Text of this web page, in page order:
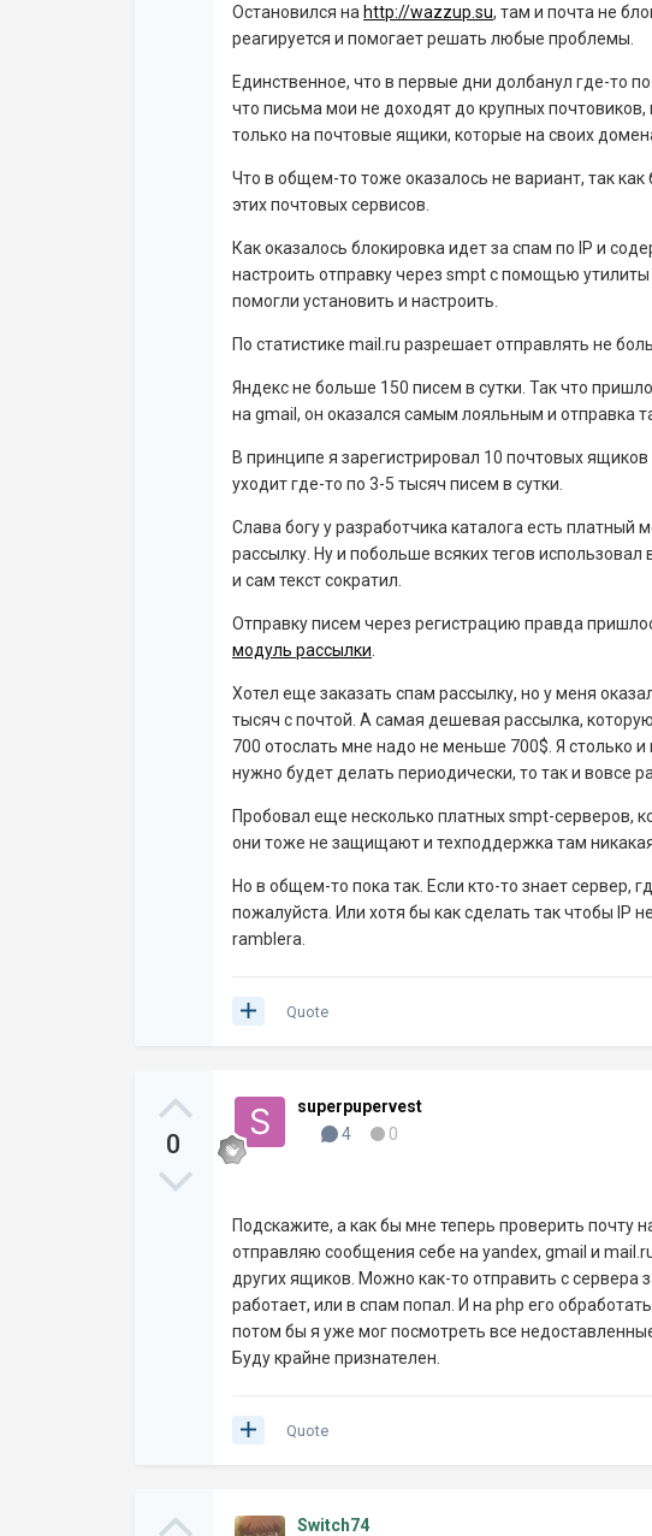
Остановился на http://wazzup.su, там и почта не
реагируется и помогает решать любые проблемы.
Единственное, что в первые дни долбанул где-то
что письма мои не доходят до крупных
только на почтовые ящики, которые на своих
Что в общем-то тоже оказалось не вариант, так
этих почтовых сервисов.
Как оказалось блокировка идет за спам по IP и
настроить отправку через smpt c помощью
помогли установить и настроить.
По статистике mail.ru разрешает отправлять не
Яндекс не больше 150 писем в сутки. Так что
на gmail, он оказался самым лояльным и отправка
В принципе я зарегистрировал 10 почтовых
уходит где-то по 3-5 тысяч писем в сутки.
Слава богу у разработчика каталога есть
рассылку. Ну и побольше всяких тегов
и сам текст сократил.
Отправку писем через регистрацию правда
модуль рассылки
Хотел еще заказать спам рассылку, но у меня
тысяч с почтой. А самая дешевая рассылка,
700 отослать мне надо не меньше 700$. Я столько
нужно будет делать периодически, то так и вовсе
Пробовал еще несколько платных smpt-серверов,
они тоже не защищают и техподдержка там
Но в общем-то пока так. Если кто-то знает сервер,
пожалуйста. Или хотя бы как сделать так чтобы IP
ramblera.
Quote
0
superpupervest
4
0
Подскажите, а как бы мне теперь проверить почту
отправляю сообщения себе на yandex, gmail и
других ящиков. Можно как-то отправить с сервера
работает, или в спам попал. И на php его
потом бы я уже мог посмотреть все
Буду крайне признателен.
Quote
Switch74